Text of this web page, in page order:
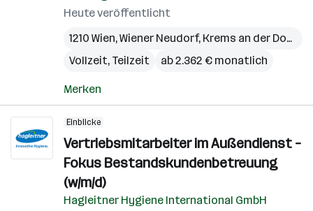
Heute veröffentlicht
1210 Wien,Wiener Neudorf, Krems an der Donau
Vollzeit, Teilzeit
ab 2.362 € monatlich
Merken
Einblicke
Vertriebsmitarbeiter im Außendienst –
Fokus Bestandskundenbetreuung
(w/m/d)
Hagleitner Hygiene International GmbH